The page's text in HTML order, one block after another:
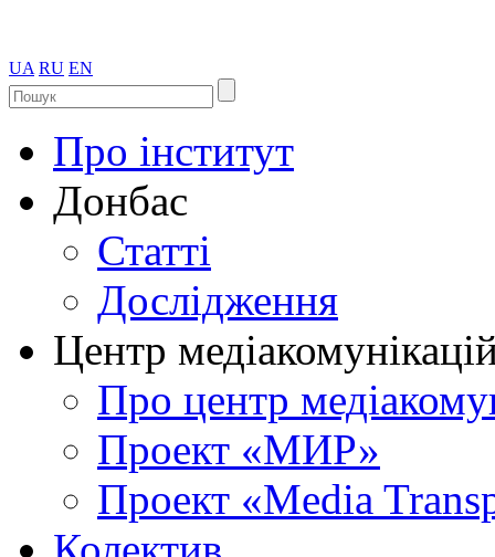
UA RU EN
Про інститут
Донбас
Статті
Дослідження
Центр
Про центр
Проект «МИР»
Проект «Media